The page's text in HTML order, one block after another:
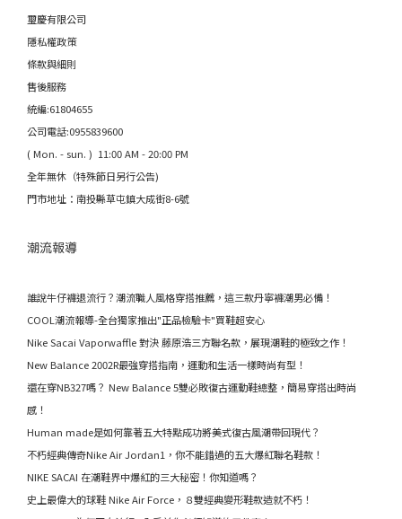
璽慶有限公司
隱私權政策
條款與細則
售後服務
統編:61804655
公司電話:0955839600
( Mon. - sun. ) 11:00 AM - 20:00 PM
全年無休（特殊節日另行公告)
門市地址：南投縣草屯鎮大成街8-6號
潮流報導
誰說牛仔褲退流行？潮流職人風格穿搭推薦，這三款丹寧褲潮男必備！
COOL潮流報導-全台獨家推出"正品檢驗卡"買鞋超安心
Nike Sacai Vaporwaffle 對決 藤原浩三方聯名款，展現潮鞋的極致之作！
New Balance 2002R最強穿搭指南，運動和生活一樣時尚有型！
還在穿NB327嗎？ New Balance 5雙必敗復古運動鞋總整，簡易穿搭出時尚
感！
Human made是如何靠著五大特點成功將美式復古風潮帶回現代？
不朽經典傳奇Nike Air Jordan1，你不能錯過的五大爆紅聯名鞋款！
NIKE SACAI 在潮鞋界中爆紅的三大秘密！你知道嗎？
史上最偉大的球鞋 Nike Air Force，８雙經典變形鞋款造就不朽！